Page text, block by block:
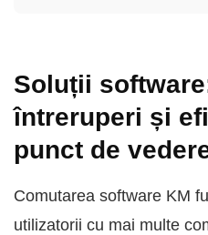
Soluții
întreruperi și
punct de
Comutarea software KM
utilizatorii cu mai multe